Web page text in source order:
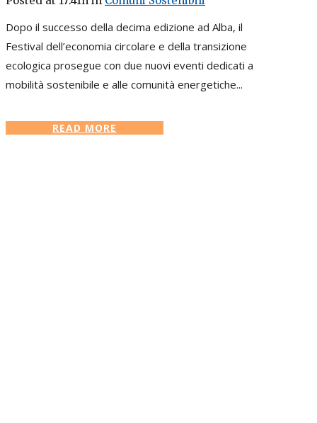
Dopo il successo della decima edizione ad Alba, il
Festival dell’economia circolare e della transizione
ecologica prosegue con due nuovi eventi dedicati a
mobilità sostenibile e alle comunità energetiche...
READ MORE